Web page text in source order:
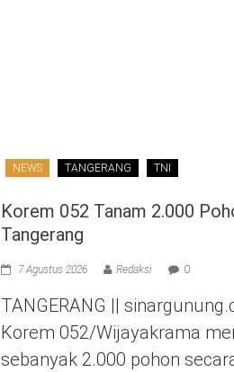
NEWS TANGERANG TNI
Korem 052 Tanam 2.000
Tangerang
7 Agustus 2026 Redaksi 0
TANGERANG ||
Korem 052/Wijayakrama
sebanyak 2.000 pohon